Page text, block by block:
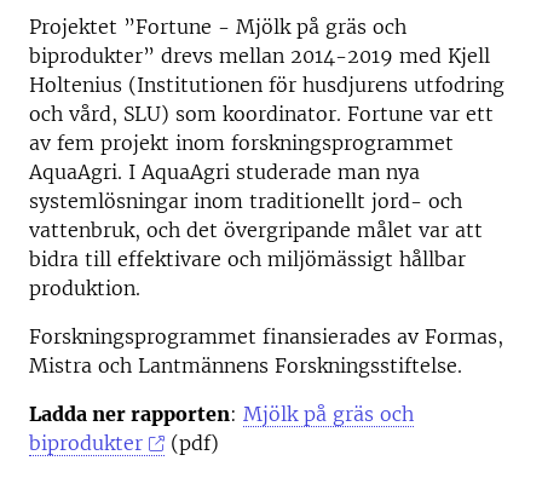
Projektet ”Fortune - Mjölk på gräs och
biprodukter” drevs mellan 2014-2019 med Kjell
Holtenius (Institutionen för husdjurens utfodring
och vård, SLU) som koordinator. Fortune var ett
av fem projekt inom forskningsprogrammet
AquaAgri. I AquaAgri studerade man nya
systemlösningar inom traditionellt jord- och
vattenbruk, och det övergripande målet var att
bidra till effektivare och miljömässigt hållbar
produktion.
Forskningsprogrammet finansierades av Formas,
Mistra och Lantmännens Forskningsstiftelse.
Ladda ner rapporten: Mjölk på gräs och
biprodukter
(pdf)